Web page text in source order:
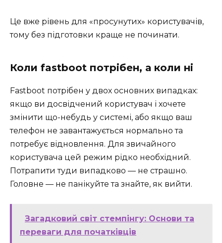
Це вже рівень для «просунутих» користувачів,
тому без підготовки краще не починати.
Коли fastboot потрібен, а коли ні
Fastboot потрібен у двох основних випадках:
якщо ви досвідчений користувач і хочете
змінити що-небудь у системі, або якщо ваш
телефон не завантажується нормально та
потребує відновлення. Для звичайного
користувача цей режим рідко необхідний.
Потрапити туди випадково — не страшно.
Головне — не панікуйте та знайте, як вийти.
Загадковий світ стемпінгу: Основи та
переваги для початківців